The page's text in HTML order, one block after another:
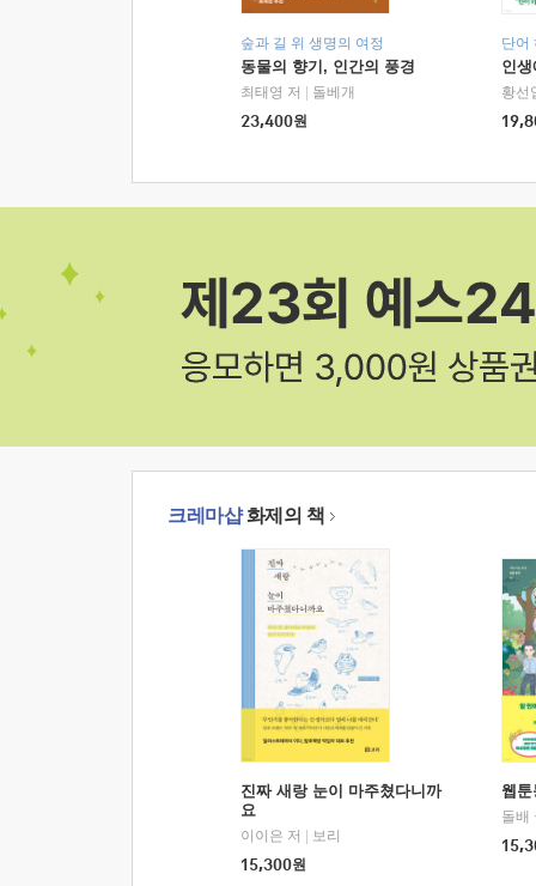
숲과 길 위 생명의 여정
동물의 향기, 인간의 풍경
최태영 저
돌베개
23,400원
단어
인
황선
크레마샵화제의 책
진짜 새랑 눈이 마주쳤다니까
요
이이은 저
보리
15,300원
웹
돌배